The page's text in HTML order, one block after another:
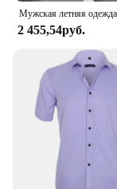
2 455,54руб.